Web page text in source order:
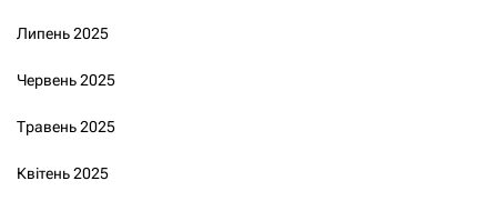
Липень 2025
Червень 2025
Травень 2025
Квітень 2025